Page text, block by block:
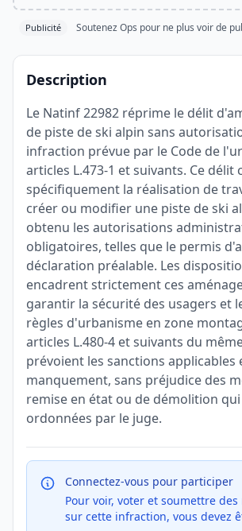
Publicité Soutenez Ops pour ne plus voir de
Description
Le Natinf 22982 réprime le délit
de piste de ski alpin sans
infraction prévue par le Code de
articles L.473-1 et suivants. Ce délit
spécifiquement la réalisation de
créer ou modifier une piste de ski
obtenu les autorisations
obligatoires, telles que le permis
déclaration préalable. Les
encadrent strictement ces
garantir la sécurité des usagers et
règles d'urbanisme en zone
articles L.480-4 et suivants du
prévoient les sanctions applicables
manquement, sans préjudice des
remise en état ou de démolition
ordonnées par le juge.
Connectez-vous pour participer
Pour voir, voter et soumettre
sur cette infraction, vous devez